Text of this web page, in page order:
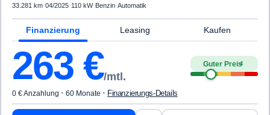
33.281 km·04/2025· 110 kW· Benzin·Automatik
Finanzierung Leasing Kaufen
263 €/mtl.
Guter Preis4
0 € Anzahlung · 60 Monate · Finanzierungs-Details